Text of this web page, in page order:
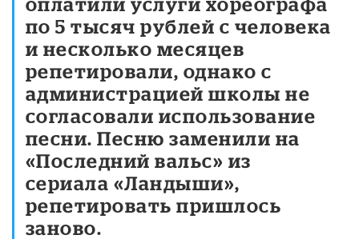
по 5 тысяч рублей с человека
и несколько месяцев
репетировали, однако с
администрацией школы не
согласовали использование
песни. Песню заменили на
«Последний вальс» из
сериала «Ландыши»,
репетировать пришлось
заново.